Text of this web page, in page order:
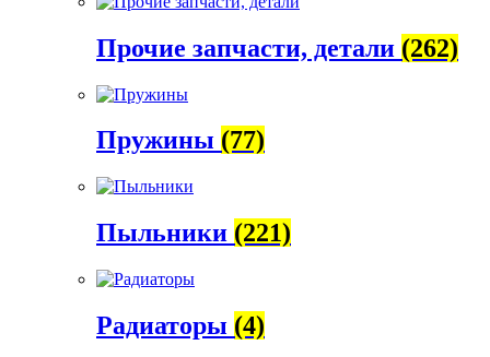
Прочие запчасти, детали (262)
Пружины (77)
Пыльники (221)
Радиаторы (4)